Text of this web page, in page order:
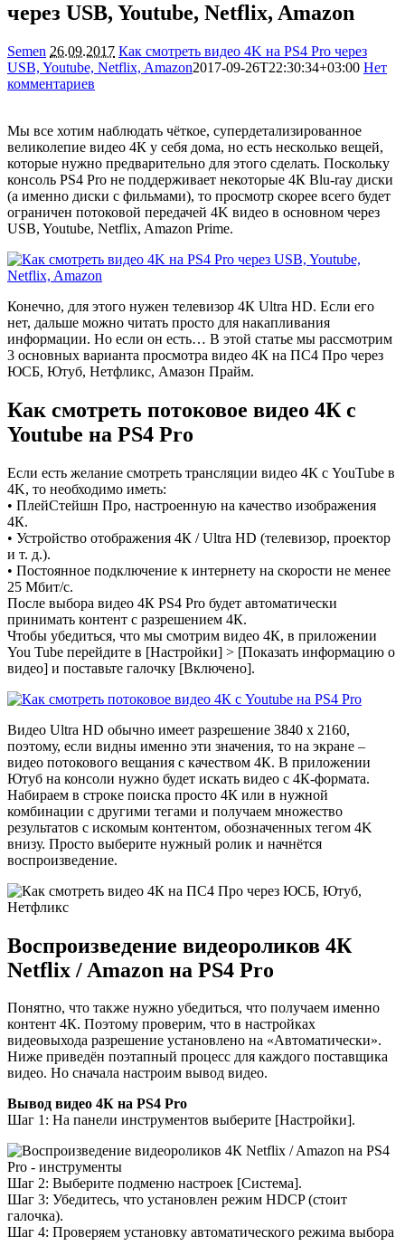
через USB, Youtube, Netflix, Amazon
Semen 26.09.2017 Как смотреть видео 4K на PS4 Pro через
USB, Youtube, Netflix, Amazon2017-09-26T22:30:34+03:00 Нет
комментариев
Мы все хотим наблюдать чёткое, супердетализированное
великолепие видео 4К у себя дома, но есть несколько вещей,
которые нужно предварительно для этого сделать. Поскольку
консоль PS4 Pro не поддерживает некоторые 4К Blu-ray диски
(а именно диски с фильмами), то просмотр скорее всего будет
ограничен потоковой передачей 4K видео в основном через
USB, Youtube, Netflix, Amazon Prime.
Конечно, для этого нужен телевизор 4К Ultra HD. Если его
нет, дальше можно читать просто для накапливания
информации. Но если он есть… В этой статье мы рассмотрим
3 основных варианта просмотра видео 4К на ПС4 Про через
ЮСБ, Ютуб, Нетфликс, Амазон Прайм.
Как смотреть потоковое видео 4К с
Youtube на PS4 Pro
Если есть желание смотреть трансляции видео 4К с YouTube в
4K, то необходимо иметь:
• ПлейСтейшн Про, настроенную на качество изображения
4К.
• Устройство отображения 4К / Ultra HD (телевизор, проектор
и т. д.).
• Постоянное подключение к интернету на скорости не менее
25 Мбит/с.
После выбора видео 4К PS4 Pro будет автоматически
принимать контент с разрешением 4К.
Чтобы убедиться, что мы смотрим видео 4К, в приложении
You Tube перейдите в [Настройки] > [Показать информацию о
видео] и поставьте галочку [Включено].
Видео Ultra HD обычно имеет разрешение 3840 x 2160,
поэтому, если видны именно эти значения, то на экране –
видео потокового вещания с качеством 4К. В приложении
Ютуб на консоли нужно будет искать видео с 4К-формата.
Набираем в строке поиска просто 4К или в нужной
комбинации с другими тегами и получаем множество
результатов с искомым контентом, обозначенных тегом 4K
внизу. Просто выберите нужный ролик и начнётся
воспроизведение.
Воспроизведение видеороликов 4К
Netflix / Amazon на PS4 Pro
Понятно, что также нужно убедиться, что получаем именно
контент 4К. Поэтому проверим, что в настройках
видеовыхода разрешение установлено на «Автоматически».
Ниже приведён поэтапный процесс для каждого поставщика
видео. Но сначала настроим вывод видео.
Вывод видео 4К на PS4 Pro
Шаг 1: На панели инструментов выберите [Настройки].
Шаг 2: Выберите подменю настроек [Система].
Шаг 3: Убедитесь, что установлен режим HDCP (стоит
галочка).
Шаг 4: Проверяем установку автоматического режима выбора